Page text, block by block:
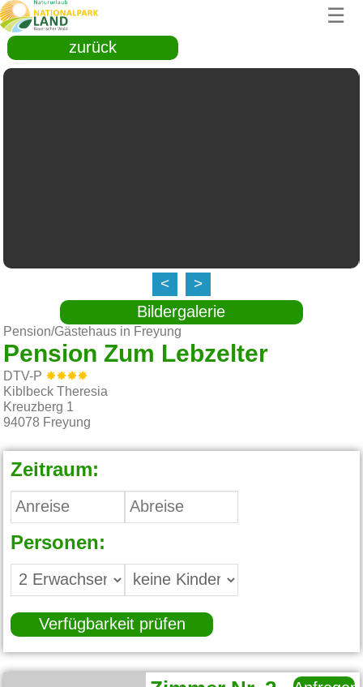
☰
zurück
< >
Bildergalerie
Pension/Gästehaus in Freyung
Pension Zum Lebzelter
DTV-P
Kiblbeck Theresia
Kreuzberg 1
94078 Freyung
Zeitraum:
Personen:
Verfügbarkeit prüfen